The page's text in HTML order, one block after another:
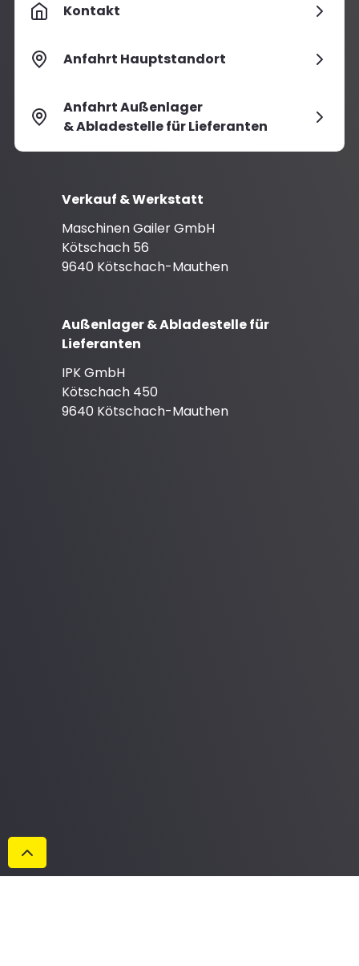
Kontakt
Anfahrt Hauptstandort
Anfahrt Außenlager
& Abladestelle für Lieferanten
Verkauf & Werkstatt
Maschinen Gailer GmbH
Kötschach 56
9640 Kötschach-Mauthen
Außenlager & Abladestelle für
Lieferanten
IPK GmbH
Kötschach 450
9640 Kötschach-Mauthen